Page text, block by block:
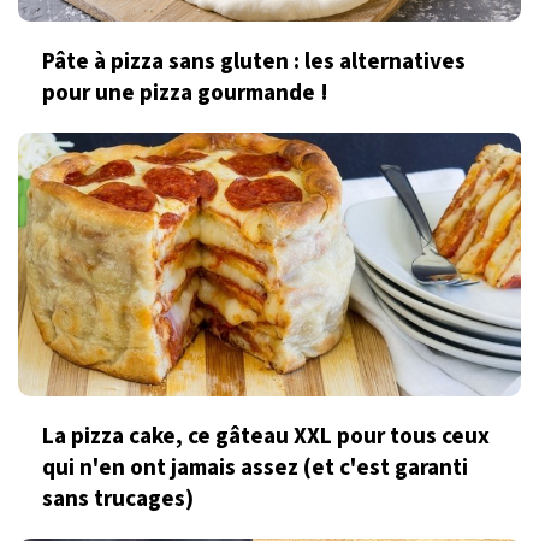
Pâte à pizza sans gluten : les alternatives
pour une pizza gourmande !
La pizza cake, ce gâteau XXL pour tous ceux
qui n'en ont jamais assez (et c'est garanti
sans trucages)